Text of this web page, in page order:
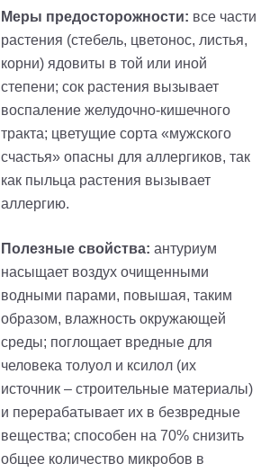
Меры предосторожности: все части
растения (стебель, цветонос, листья,
корни) ядовиты в той или иной
степени; сок растения вызывает
воспаление желудочно-кишечного
тракта; цветущие сорта «мужского
счастья» опасны для аллергиков, так
как пыльца растения вызывает
аллергию.
Полезные свойства: антуриум
насыщает воздух очищенными
водными парами, повышая, таким
образом, влажность окружающей
среды; поглощает вредные для
человека толуол и ксилол (их
источник – строительные материалы)
и перерабатывает их в безвредные
вещества; способен на 70% снизить
общее количество микробов в